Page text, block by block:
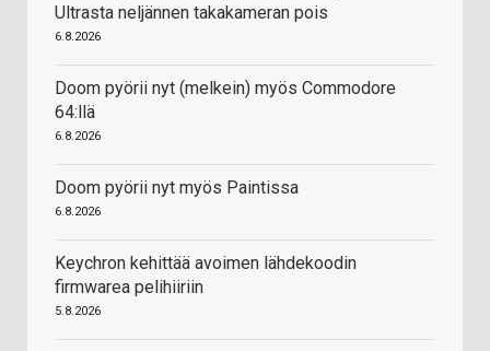
Ultrasta neljännen takakameran pois
6.8.2026
Doom pyörii nyt (melkein) myös Commodore
64:llä
6.8.2026
Doom pyörii nyt myös Paintissa
6.8.2026
Keychron kehittää avoimen lähdekoodin
firmwarea pelihiiriin
5.8.2026